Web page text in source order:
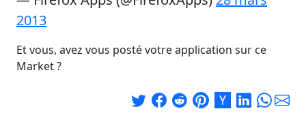
2013
Et vous, avez vous posté votre application sur ce
Market ?